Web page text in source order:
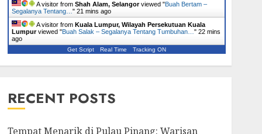
A visitor from Shah Alam, Selangorviewed "Buah Bertam –
Segalanya Tentang… " 21 mins ago
A visitor from Kuala Lumpur, Wilayah Persekutuan Kuala
Lumpurviewed "Buah Salak – Segalanya Tentang Tumbuhan… " 22 mins
ago
Get Script Real Time Tracking ON
RECENT POSTS
Tempat Menarik di Pulau Pinang: Warisan